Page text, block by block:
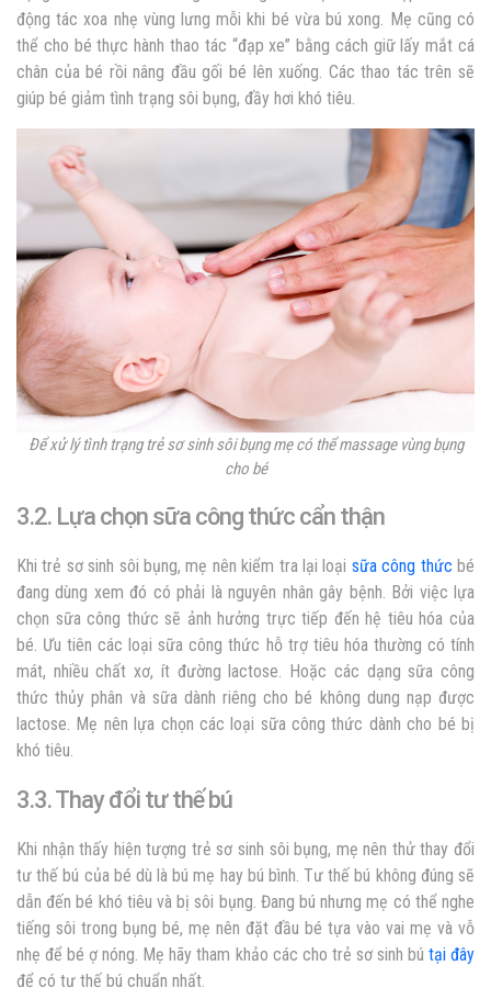
động tác xoa nhẹ vùng lưng mỗi khi bé vừa bú xong. Mẹ cũng có
thể cho bé thực hành thao tác “đạp xe” bằng cách giữ lấy mắt cá
chân của bé rồi nâng đầu gối bé lên xuống. Các thao tác trên sẽ
giúp bé giảm tình trạng sôi bụng, đầy hơi khó tiêu.
Để xử lý tình trạng trẻ sơ sinh sôi bụng mẹ có thể massage vùng bụng
cho bé
3.2. Lựa chọn sữa công thức cẩn thận
Khitrẻ sơ sinh sôi bụng, mẹ nên kiểm tra lại loại sữa công thức bé
đang dùng xem đó có phải là nguyên nhân gây bệnh. Bởi việc lựa
chọn sữa công thức sẽ ảnh hưởng trực tiếp đến hệ tiêu hóa của
bé. Ưu tiên các loại sữa công thức hỗ trợ tiêu hóa thường có tính
mát, nhiều chất xơ, ít đường lactose. Hoặc các dạng sữa công
thức thủy phân và sữa dành riêng cho bé không dung nạp được
lactose. Mẹ nên lựa chọn các loại sữa công thức dành cho bé bị
khó tiêu.
3.3. Thay đổi tư thế bú
Khi nhận thấy hiện tượng trẻ sơ sinh sôi bụng, mẹ nên thử thay đổi
tư thế bú của bé dù là bú mẹ hay bú bình. Tư thế bú không đúng sẽ
dẫn đến bé khó tiêu và bị sôi bụng. Đang bú nhưng mẹ có thể nghe
tiếng sôi trong bụng bé, mẹ nên đặt đầu bé tựa vào vai mẹ và vỗ
nhẹ để bé ợ nóng. Mẹ hãy tham khảo các cho trẻ sơ sinh bú tại đây
để có tư thế bú chuẩn nhất.